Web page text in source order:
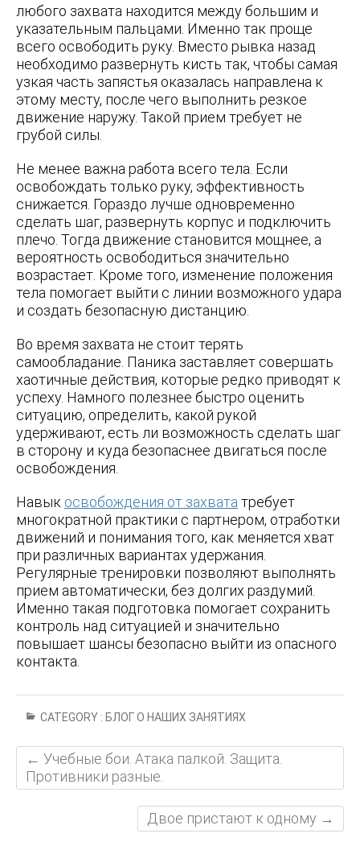
любого захвата находится между большим и
указательным пальцами. Именно так проще
всего освободить руку. Вместо рывка назад
необходимо развернуть кисть так, чтобы самая
узкая часть запястья оказалась направлена к
этому месту, после чего выполнить резкое
движение наружу. Такой прием требует не
грубой силы.
Не менее важна работа всего тела. Если
освобождать только руку, эффективность
снижается. Гораздо лучше одновременно
сделать шаг, развернуть корпус и подключить
плечо. Тогда движение становится мощнее, а
вероятность освободиться значительно
возрастает. Кроме того, изменение положения
тела помогает выйти с линии возможного удара
и создать безопасную дистанцию.
Во время захвата не стоит терять
самообладание. Паника заставляет совершать
хаотичные действия, которые редко приводят к
успеху. Намного полезнее быстро оценить
ситуацию, определить, какой рукой
удерживают, есть ли возможность сделать шаг
в сторону и куда безопаснее двигаться после
освобождения.
Навык освобождения от захвата требует
многократной практики с партнером, отработки
движений и понимания того, как меняется хват
при различных вариантах удержания.
Регулярные тренировки позволяют выполнять
прием автоматически, без долгих раздумий.
Именно такая подготовка помогает сохранить
контроль над ситуацией и значительно
повышает шансы безопасно выйти из опасного
контакта.
CATEGORY : БЛОГ О НАШИХ ЗАНЯТИЯХ
← Учебные бои. Атака палкой. Защита.
Противники разные.
Двое пристают к одному →